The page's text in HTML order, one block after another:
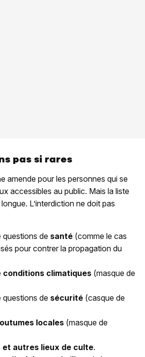
pas si rares
amende pour les personnes qui se
accessibles au public. Mais la liste
L’interdiction ne doit pas
questions de santé (comme le cas
pour contrer la propagation du
conditions climatiques (masque de
questions de sécurité (casque de
locales (masque de
et autres lieux de culte.